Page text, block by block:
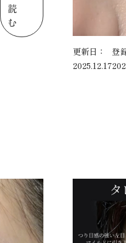
読
む
更新日：
2025.12.17
登